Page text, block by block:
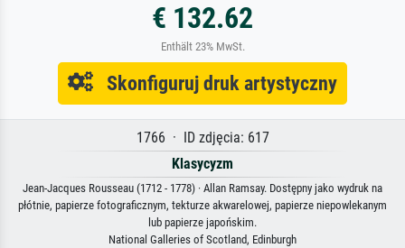
€ 132.62
Enthält 23% MwSt.
Skonfiguruj druk artystyczny
1766 · ID zdjęcia: 617
Klasycyzm
Jean-Jacques Rousseau (1712 - 1778) · Allan Ramsay. Dostępny jako wydruk na
płótnie, papierze fotograficznym, tekturze akwarelowej, papierze niepowlekanym
lub papierze japońskim.
National Galleries of Scotland, Edinburgh